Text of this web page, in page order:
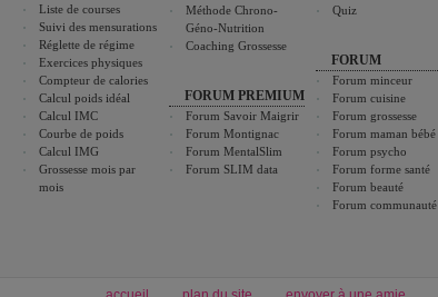
Liste de courses
Suivi des mensurations
Réglette de régime
Exercices physiques
Compteur de calories
Calcul poids idéal
Calcul IMC
Courbe de poids
Calcul IMG
Grossesse mois par
mois
Méthode Chrono-
Géno-Nutrition
Coaching Grossesse
FORUM PREMIUM
Forum Savoir Maigrir
Forum Montignac
Forum MentalSlim
Forum SLIM data
Quiz
FORUM
Forum minceur
Forum cuisine
Forum grossesse
Forum maman bébé
Forum psycho
Forum forme santé
Forum beauté
Forum communauté